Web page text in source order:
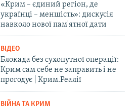
«Крим – єдиний регіон, де
українці – меншість»: дискусія
навколо нової пам'ятної дати
ВІДЕО
Блокада без сухопутної операції:
Крим сам себе не заправить і не
прогодує | Крим.Реалії
ВІЙНА ТА КРИМ